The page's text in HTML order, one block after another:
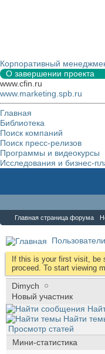
Корпоративный
О завершении проекта
www.cfin.ru
www.marketing.spb.ru
Главная
Библиотека
Поиск компаний
Поиск пресс-релизов
Программы и видеокурсы
Исследования и бизнес-
Главная страница форума
Пользователи
If this is your first visit, be
proceed. To start viewing
Dimych
Новый участник
Найти
Просмотр статей
Мини-статистика